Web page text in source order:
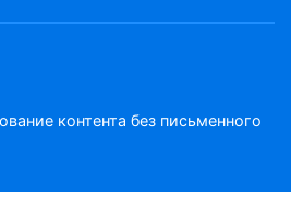
контента без письменного